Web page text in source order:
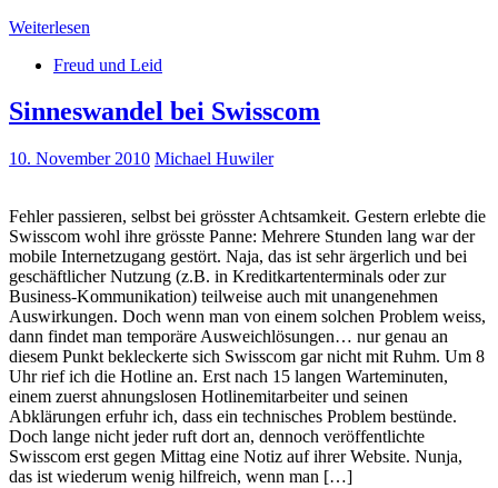
Weiterlesen
Freud und Leid
Sinneswandel bei Swisscom
10. November 2010 Michael Huwiler
Fehler passieren, selbst bei grösster Achtsamkeit. Gestern erlebte die
Swisscom wohl ihre grösste Panne: Mehrere Stunden lang war der
mobile Internetzugang gestört. Naja, das ist sehr ärgerlich und bei
geschäftlicher Nutzung (z.B. in Kreditkartenterminals oder zur
Business-Kommunikation) teilweise auch mit unangenehmen
Auswirkungen. Doch wenn man von einem solchen Problem weiss,
dann findet man temporäre Ausweichlösungen… nur genau an
diesem Punkt bekleckerte sich Swisscom gar nicht mit Ruhm. Um 8
Uhr rief ich die Hotline an. Erst nach 15 langen Warteminuten,
einem zuerst ahnungslosen Hotlinemitarbeiter und seinen
Abklärungen erfuhr ich, dass ein technisches Problem bestünde.
Doch lange nicht jeder ruft dort an, dennoch veröffentlichte
Swisscom erst gegen Mittag eine Notiz auf ihrer Website. Nunja,
das ist wiederum wenig hilfreich, wenn man […]